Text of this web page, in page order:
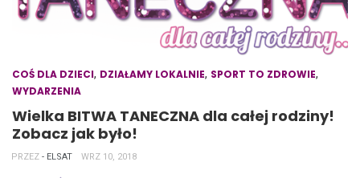
COŚ DLA DZIECI, DZIAŁAMY LOKALNIE, SPORT TO ZDROWIE,
WYDARZENIA
Wielka BITWA TANECZNA dla całej rodziny!
Zobacz jak było!
PRZEZ - ELSAT WRZ 10, 2018